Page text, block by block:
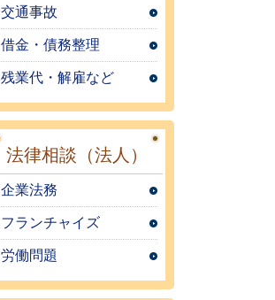
交通事故
借金・債務整理
残業代・解雇など
法律相談（法人）
企業法務
フランチャイズ
労働問題